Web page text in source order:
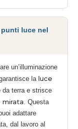
luce nel
un’illuminazione
la luce
da terra e strisce
mirata. Questa
adattare
dal lavoro al